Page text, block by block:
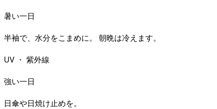
暑い一日
半袖で、水分をこまめに。 朝晩は冷えます。
UV ・ 紫外線
強い一日
日傘や日焼け止めを。